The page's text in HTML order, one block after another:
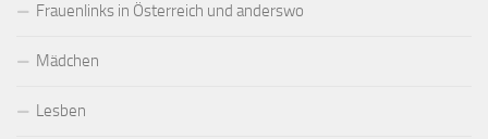
Frauenlinks in Österreich und anderswo
Mädchen
Lesben